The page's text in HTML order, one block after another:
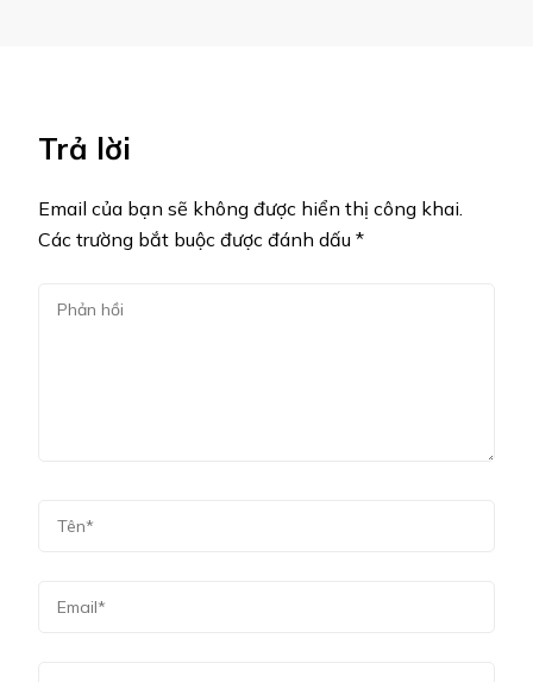
Trả lời
Email của bạn sẽ không được hiển thị công khai.
Các trường bắt buộc được đánh dấu *